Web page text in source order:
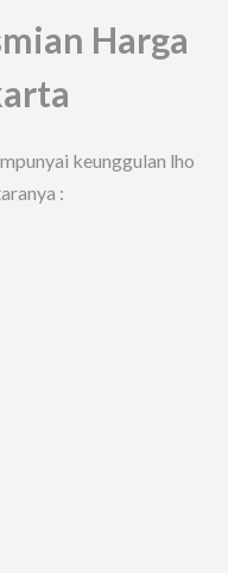
Harga
keunggulan lho
: